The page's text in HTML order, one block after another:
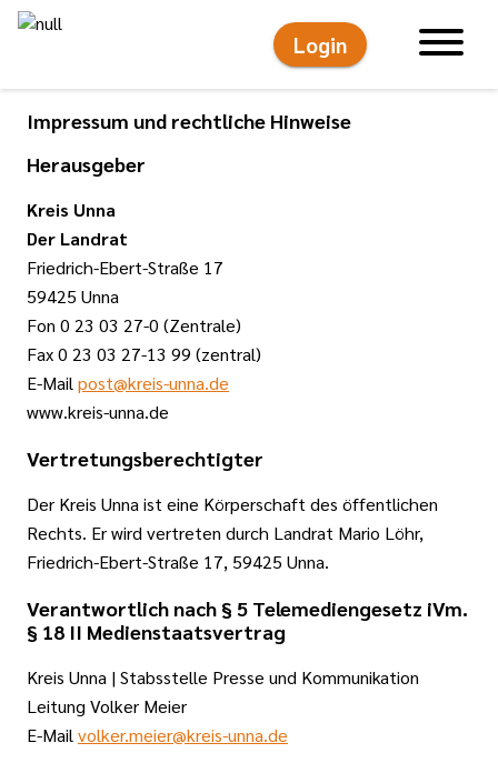
Login
Impressum und rechtliche Hinweise
Herausgeber
Kreis Unna
Der Landrat
Friedrich-Ebert-Straße 17
59425 Unna
Fon 0 23 03 27-0 (Zentrale)
Fax 0 23 03 27-13 99 (zentral)
E-Mail post@kreis-unna.de
www.kreis-unna.de
Vertretungsberechtigter
Der Kreis Unna ist eine Körperschaft des öffentlichen
Rechts. Er wird vertreten durch Landrat Mario Löhr,
Friedrich-Ebert-Straße 17, 59425 Unna.
Verantwortlich nach § 5 Telemediengesetz iVm.
§ 18 II Medienstaatsvertrag
Kreis Unna | Stabsstelle Presse und Kommunikation
Leitung Volker Meier
E-Mail volker.meier@kreis-unna.de